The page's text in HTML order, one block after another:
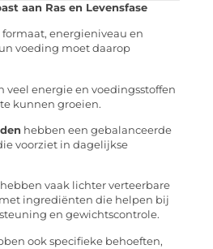
aan Ras en Levensfase
energieniveau en
voeding moet daarop
veel energie en voedingsstoffen
kunnen groeien.
hebben een gebalanceerde
voorziet in dagelijkse
hebben vaak lichter verteerbare
ingrediënten die helpen bij
en gewichtscontrole.
ook specifieke behoeften,